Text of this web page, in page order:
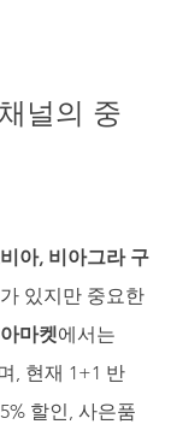
널의 중
아, 비아그라 구
있지만 중요한
마켓에서는
, 현재 1+1 반
할인, 사은품